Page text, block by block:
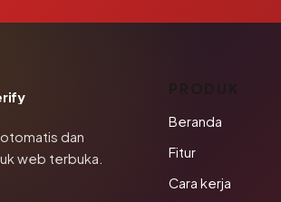
dan
web terbuka.
PRODUK
Beranda
Fitur
Cara kerja